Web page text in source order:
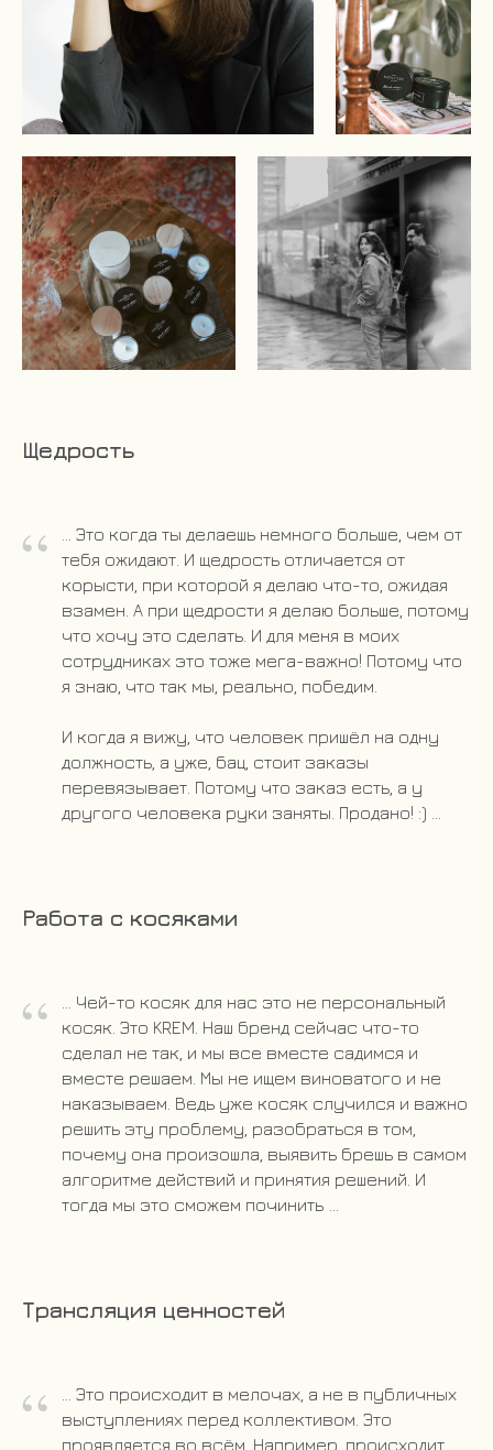
Щедрость
“
... Это когда ты делаешь немного больше, чем от
тебя ожидают. И щедрость отличается от
корысти, при которой я делаю что-то, ожидая
взамен. А при щедрости я делаю больше, потому
что хочу это сделать. И для меня в моих
сотрудниках это тоже мега-важно! Потому что
я знаю, что так мы, реально, победим.
И когда я вижу, что человек пришёл на одну
должность, а уже, бац, стоит заказы
перевязывает. Потому что заказ есть, а у
другого человека руки заняты. Продано! :) ...
Работа с косяками
“
... Чей-то косяк для нас это не персональный
косяк. Это KREM. Наш бренд сейчас что-то
сделал не так, и мы все вместе садимся и
вместе решаем. Мы не ищем виноватого и не
наказываем. Ведь уже косяк случился и важно
решить эту проблему, разобраться в том,
почему она произошла, выявить брешь в самом
алгоритме действий и принятия решений. И
тогда мы это сможем починить
Трансляция ценностей
“
... Это происходит в мелочах, а не в публичных
выступлениях перед коллективом. Это
проявляется во всём. Например, происходит